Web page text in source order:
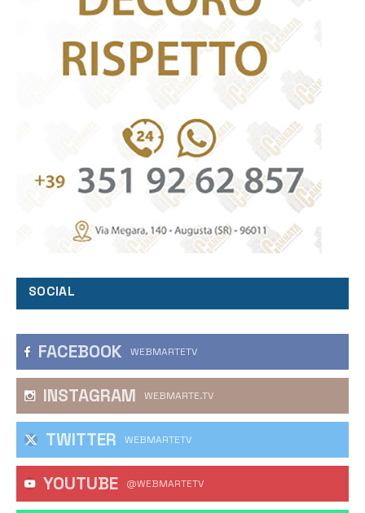
SOCIAL
FACEBOOK WEBMARTETV
INSTAGRAM WEBMARTE.TV
TWITTER WEBMARTETV
YOUTUBE @WEBMARTETV